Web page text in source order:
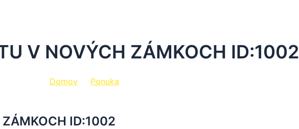
V NOVÝCH ZÁMKOCH ID:1002
Domov
Ponuka
ID:1002